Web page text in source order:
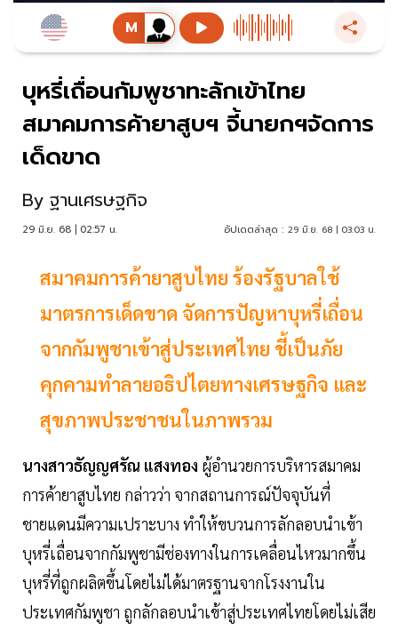
บุหรี่เถื่อนกัมพูชาทะลักเข้าไทย
สมาคมการค้ายาสูบฯ จี้นายกฯจัดการ
เด็ดขาด
By ฐานเศรษฐกิจ
29 มิ.ย. 68 | 02:57 น. อัปเดตล่าสุด : 29 มิ.ย. 68 | 03:03 น.
สมาคมการค้ายาสูบไทย ร้องรัฐบาลใช้
มาตรการเด็ดขาด จัดการปัญหาบุหรี่เถื่อน
จากกัมพูชาเข้าสู่ประเทศไทย ชี้เป็นภัย
คุกคามทำลายอธิปไตยทางเศรษฐกิจ และ
สุขภาพประชาชนในภาพรวม
นางสาวธัญญศรัณ แสงทอง ผู้อำนวยการบริหารสมาคม
การค้ายาสูบไทย กล่าวว่า จากสถานการณ์ปัจจุบันที่
ชายแดนมีความเปราะบาง ทำให้ขบวนการลักลอบนำเข้า
บุหรี่เถื่อนจากกัมพูชามีช่องทางในการเคลื่อนไหวมากขึ้น
บุหรี่ที่ถูกผลิตขึ้นโดยไม่ได้มาตรฐานจากโรงงานใน
ประเทศกัมพูชา ถูกลักลอบนำเข้าสู่ประเทศไทยโดยไม่เสีย